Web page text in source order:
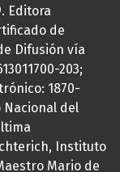
Editora
de
Difusión vía
203;
1870-
del
Instituto
Mario de